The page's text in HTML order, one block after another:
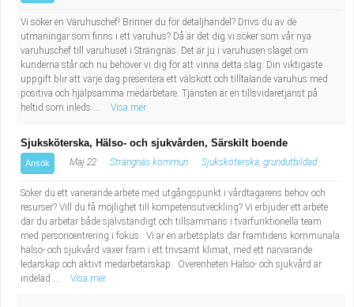
Vi söker en Varuhuschef! Brinner du för detaljhandel? Drivs du av de
utmaningar som finns i ett varuhus? Då är det dig vi söker som vår nya
varuhuschef till varuhuset i Strängnäs. Det är ju i varuhusen slaget om
kunderna står och nu behöver vi dig för att vinna detta slag. Din viktigaste
uppgift blir att varje dag presentera ett välskött och tilltalande varuhus med
positiva och hjälpsamma medarbetare. Tjänsten är en tillsvidaretjänst på
heltid som inleds ...
Visa mer
Sjuksköterska, Hälso- och sjukvården, Särskilt boende
Ansök Maj 22 Strängnäs kommun Sjuksköterska, grundutbildad
Söker du ett varierande arbete med utgångspunkt i vårdtagarens behov och
resurser? Vill du få möjlighet till kompetensutveckling? Vi erbjuder ett arbete
där du arbetar både självständigt och tillsammans i tvärfunktionella team
med personcentrering i fokus. Vi är en arbetsplats där framtidens kommunala
hälso- och sjukvård växer fram i ett trivsamt klimat, med ett närvarande
ledarskap och aktivt medarbetarskap. Överenheten Hälso- och sjukvård är
indelad ...
Visa mer